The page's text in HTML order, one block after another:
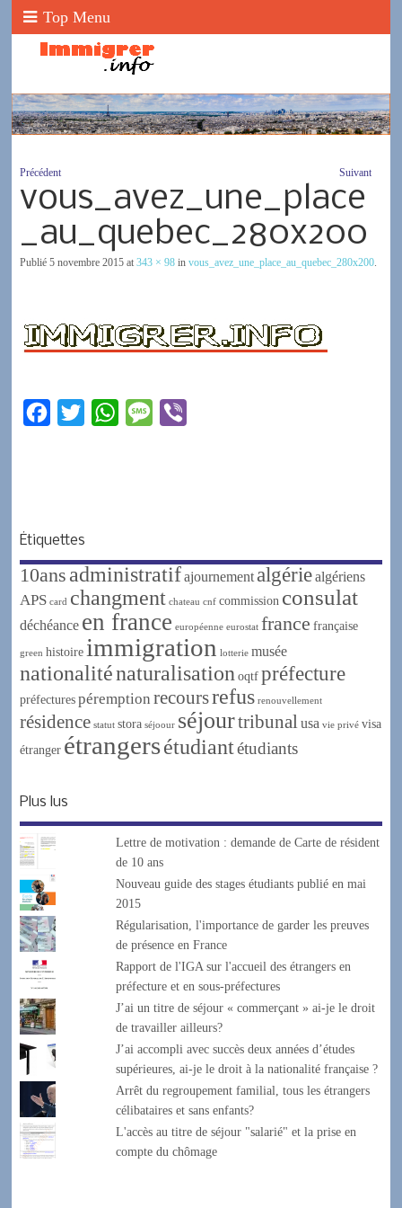
Top Menu
Précédent Suivant
vous_avez_une_place
_au_quebec_280x200
Publié 5 novembre 2015at 343 × 98in vous_avez_une_place_au_quebec_280x200.
o
o
k
e
r
W
p
p
M
e
Étiquettes
10ans administratifajournement algériealgériens
APS card changment chateau cnf commission consulat
déchéance en france européenne eurostat france française
green histoire immigration lotterie musée
nationaliténaturalisation oqtf préfecture
préfectures péremption recoursrefus renouvellement
résidence statut stora séjoour séjourtribunal usa vie privé visa
étranger étrangersétudiantétudiants
Plus lus
Lettre de motivation : demande de Carte de résident
de 10 ans
Nouveau guide des stages étudiants publié en mai
2015
Régularisation, l'importance de garder les preuves
de présence en France
Rapport de l'IGA sur l'accueil des étrangers en
préfecture et en sous-préfectures
J’ai un titre de séjour « commerçant » ai-je le droit
de travailler ailleurs?
J’ai accompli avec succès deux années d’études
supérieures, ai-je le droit à la nationalité française ?
Arrêt du regroupement familial, tous les étrangers
célibataires et sans enfants?
L'accès au titre de séjour "salarié" et la prise en
compte du chômage